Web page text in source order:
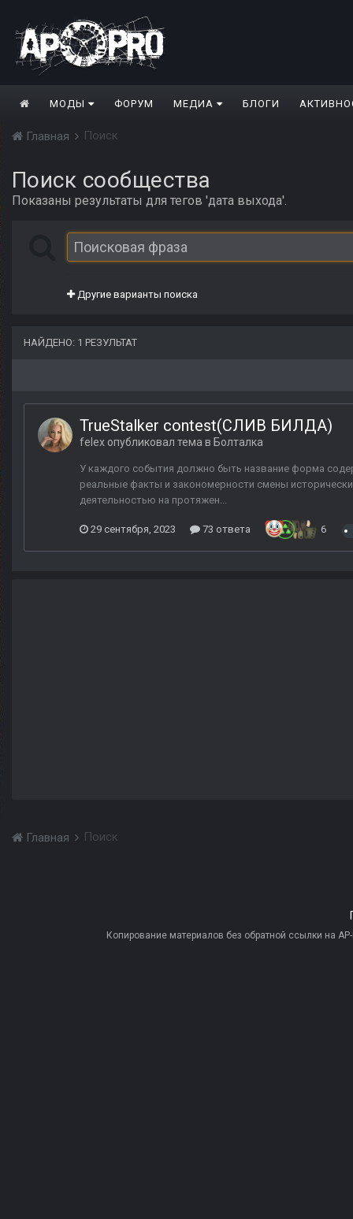
МОДЫ ФОРУМ МЕДИА БЛОГИ
Главная Поиск
Поиск сообщества
Показаны результаты для тегов 'дата выхода'.
Другие варианты поиска
НАЙДЕНО: 1 РЕЗУЛЬТАТ
TrueStalker contest(СЛИВ БИЛДА)
felex опубликовал тема в Болталка
У каждого события должно быть название форма
реальные факты и закономерности смены
деятельностью на протяжен...
29 сентября, 2023 73 ответа 6
Главная Поиск
Копирование материалов без обратной ссылки на